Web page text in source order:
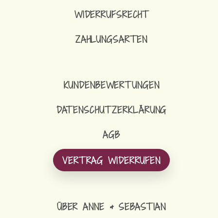
WIDERRUFSRECHT
ZAHLUNGSARTEN
KUNDENBEWERTUNGEN
DATENSCHUTZERKLÄRUNG
AGB
VERTRAG WIDERRUFEN
ÜBER ANNE & SEBASTIAN